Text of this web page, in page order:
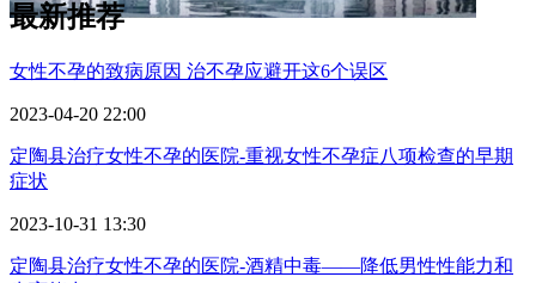
最新推荐
女性不孕的致病原因 治不孕应避开这6个误区
2023-04-20 22:00
定陶县治疗女性不孕的医院-重视女性不孕症八项检查的早期
症状
2023-10-31 13:30
定陶县治疗女性不孕的医院-酒精中毒——降低男性性能力和